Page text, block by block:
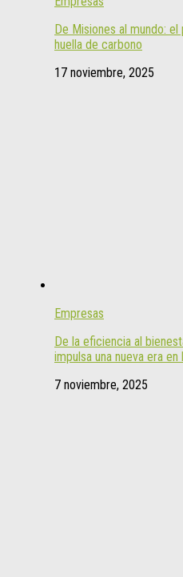
De Misiones al mundo:
huella de carbono
17 noviembre, 2025
Empresas
De la eficiencia al
impulsa una nueva era
7 noviembre, 2025